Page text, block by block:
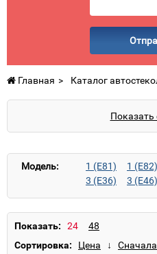
Главная Каталог
Модель: 1 (E81) 1 (E82)
3 (E36)
3 (E46)
5 (E28)
Показать:
Сортировка: